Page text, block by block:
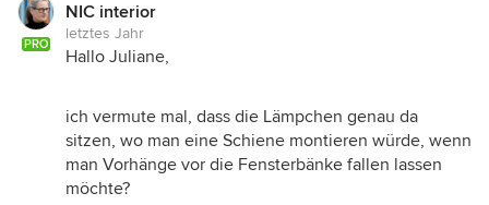
PRO
NIC interior
letztes Jahr
Hallo Juliane,
ich vermute mal, dass die Lämpchen genau da
sitzen, wo man eine Schiene montieren würde, wenn
man Vorhänge vor die Fensterbänke fallen lassen
möchte?